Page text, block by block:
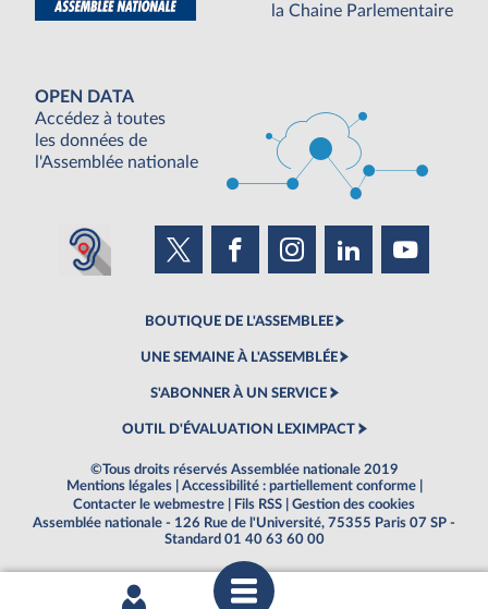
la Chaine Parlementaire
OPEN DATA
Accédez à toutes
les données de
l'Assemblée nationale
BOUTIQUE DE L'ASSEMBLEE
UNE SEMAINE À L'ASSEMBLÉE
S'ABONNER À UN SERVICE
OUTIL D'ÉVALUATION LEXIMPACT
©Tous droits réservés Assemblée nationale 2019
Mentions légales
Accessibilité : partiellement conforme
Contacter le webmestre
Fils RSS
Gestion des cookies
Assemblée nationale - 126 Rue de l'Université, 75355 Paris 07 SP -
Standard 01 40 63 60 00